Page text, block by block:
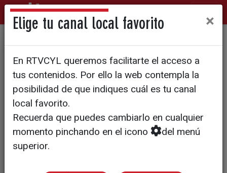
800 tractores protestarán
contra Mercosur en las calles
de Valladolid
Elige tu canal local favorito ×
En RTVCYL queremos facilitarte el acceso a
tus contenidos. Por ello la web contempla la
posibilidad de que indiques cuál es tu canal
local favorito.
Recuerda que puedes cambiarlo en cualquier
momento pinchando en el icono
del menú
superior.